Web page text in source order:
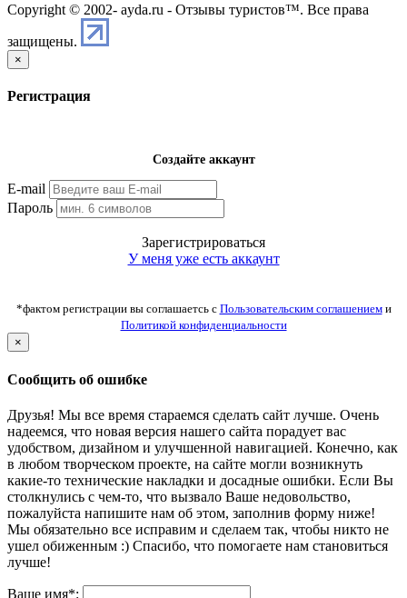
Copyright © 2002- ayda.ru - Отзывы туристов™. Все права
защищены.
×
Регистрация
Создайте аккаунт
E-mail
Пароль
Зарегистрироваться
У меня уже есть аккаунт
*фактом регистрации вы соглашаетсь с Пользовательским соглашениеми
Политикой конфиденциальности
×
Сообщить об ошибке
Друзья! Мы все время стараемся сделать сайт лучше. Очень
надеемся, что новая версия нашего сайта порадует вас
удобством, дизайном и улучшенной навигацией. Конечно, как
в любом творческом проекте, на сайте могли возникнуть
какие-то технические накладки и досадные ошибки. Если Вы
столкнулись с чем-то, что вызвало Ваше недовольство,
пожалуйста напишите нам об этом, заполнив форму ниже!
Мы обязательно все исправим и сделаем так, чтобы никто не
ушел обиженным :) Спасибо, что помогаете нам становиться
лучше!
Ваше имя*: